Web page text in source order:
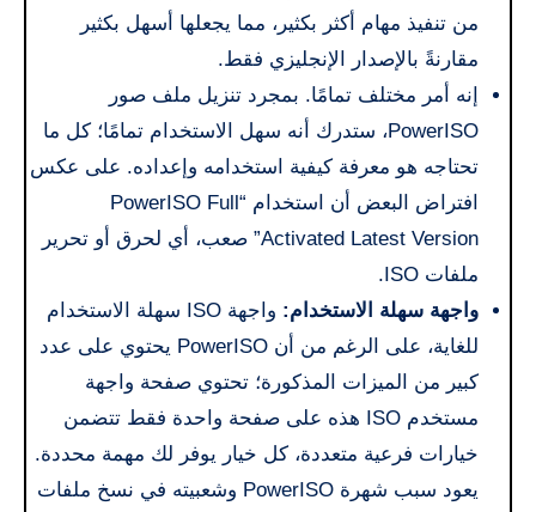
من تنفيذ مهام أكثر بكثير، مما يجعلها أسهل بكثير
مقارنةً بالإصدار الإنجليزي فقط.
إنه أمر مختلف تمامًا. بمجرد تنزيل ملف صور
PowerISO، ستدرك أنه سهل الاستخدام تمامًا؛ كل ما
تحتاجه هو معرفة كيفية استخدامه وإعداده. على عكس
افتراض البعض أن استخدام “PowerISO Full
Activated Latest Version” صعب، أي لحرق أو تحرير
ملفات ISO.
واجهة سهلة الاستخدام:
واجهة ISO سهلة الاستخدام
للغاية، على الرغم من أن PowerISO يحتوي على عدد
كبير من الميزات المذكورة؛ تحتوي صفحة واجهة
مستخدم ISO هذه على صفحة واحدة فقط تتضمن
خيارات فرعية متعددة، كل خيار يوفر لك مهمة محددة.
يعود سبب شهرة PowerISO وشعبيته في نسخ ملفات